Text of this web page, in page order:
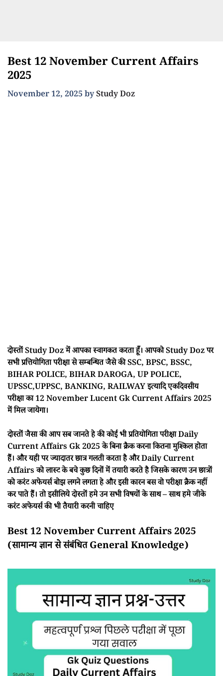
Best 12 November Current Affairs
2025
November 12, 2025 byStudy Doz
दोस्तों Study Doz में आपका स्वागकत करता हूँ। आपको Study Doz पर
सभी प्रत्तियोगिता परीक्षा से सम्बन्धित जैसे की SSC, BPSC, BSSC,
BIHAR POLICE, BIHAR DAROGA, UP POLICE,
UPSSC,UPPSC, BANKING, RAILWAY इत्यादि एकदिवसीय
परीक्षा का 12 November Lucent Gk Current Affairs 2025
में मिल जायेगा।
दोस्तों जैसा की आप सब जानते हे की कोई भी प्रतियोगिता परीक्षा Daily
Current Affairs Gk 2025 के बिना क्रैक करना कितना मुश्किल होता
हैं। और यही पर ज्यादातर छात्र गलती करता है और Daily Current
Affairs को लास्ट के बचे कुछ दिनों में तयारी करते है जिसके कारण उन छात्रों
को करंट अफेयर्स बोझ लगने लगता हे और इसी कारन बस वो परीक्षा क्रैक नहीं
कर पाते हैं। तो इसीलिये दोस्तों हमे उन सभी विषयों के साथ – साथ हमे जीके
करंट अफेयर्स की भी तैयारी करनी चाहिए
Best 12 November Current Affairs 2025
(सामान्य ज्ञान से संबंधित General Knowledge)